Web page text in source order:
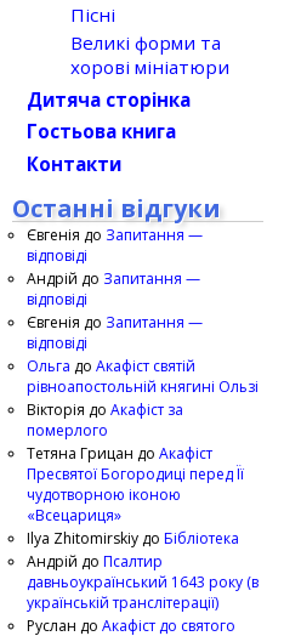
Пісні
Великі форми та
хорові мініатюри
Дитяча сторінка
Гостьова книга
Контакти
Останні відгуки
Євгенія до Запитання —
відповіді
Андрій до Запитання —
відповіді
Євгенія до Запитання —
відповіді
Ольга до Акафіст святій
рівноапостольній княгині Ользі
Вікторія до Акафіст за
померлого
Тетяна Грицан до Акафіст
Пресвятої Богородиці перед Її
чудотворною іконою
«Всецариця»
Ilya Zhitomirskiy до Бібліотека
Андрій до Псалтир
давньоукраїнський 1643 року (в
українській транслітерації)
Руслан до Акафіст до святого